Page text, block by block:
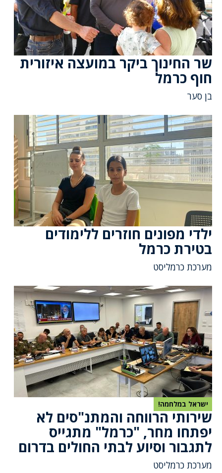
שר החינוך ביקר במועצה איזורית
חוף כרמל
בן סער
ילדי מפונים חוזרים ללימודים
בטירת כרמל
מערכת כרמליסט
ישראל במלחמה!
שירותי הרווחה והמתנ"סים לא
יפתחו מחר, "כרמל" מתגייס
לתגבור וסיוע לבתי החולים בדרום
מערכת כרמליסט